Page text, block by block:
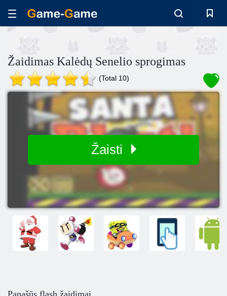
Žaidimas Kalėdų Senelio sprogimas
(Total 10)
Žaisti
Panašūs flash žaidimai